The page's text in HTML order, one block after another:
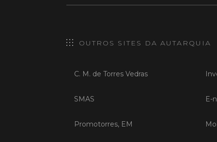
OUTROS SITES DA AUTARQUIA
C. M. de Torres Vedras
SMAS
Promotorres, EM
E-